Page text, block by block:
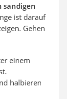
sandigen
ist darauf
Gehen
einem
halbieren